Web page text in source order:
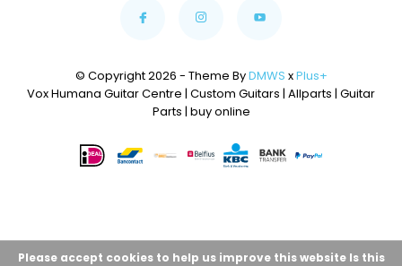
© Copyright 2026 - Theme ByDMWS xPlus+
Vox Humana Guitar Centre | Custom Guitars | Allparts | Guitar
Parts | buy online
Please accept cookies to help us improve this website Is this